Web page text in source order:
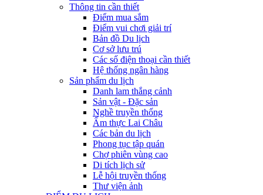
Thông tin cần thiết
Điểm mua sắm
Điểm vui chơi giải trí
Bản đồ Du lịch
Cơ sở lưu trú
Các số điện thoại cần thiết
Hệ thống ngân hàng
Sản phẩm du lịch
Danh lam thắng cảnh
Sản vật - Đặc sản
Nghề truyền thống
Ẩm thực Lai Châu
Các bản du lịch
Phong tục tập quán
Chợ phiên vùng cao
Di tích lịch sử
Lễ hội truyền thống
Thư viện ảnh